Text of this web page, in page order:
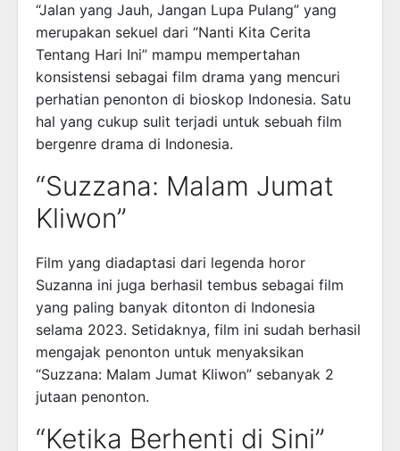
“Jalan yang Jauh, Jangan Lupa Pulang” yang
merupakan sekuel dari “Nanti Kita Cerita
Tentang Hari Ini” mampu mempertahan
konsistensi sebagai film drama yang mencuri
perhatian penonton di bioskop Indonesia. Satu
hal yang cukup sulit terjadi untuk sebuah film
bergenre drama di Indonesia.
“Suzzana: Malam Jumat
Kliwon”
Film yang diadaptasi dari legenda horor
Suzanna ini juga berhasil tembus sebagai film
yang paling banyak ditonton di Indonesia
selama 2023. Setidaknya, film ini sudah berhasil
mengajak penonton untuk menyaksikan
“Suzzana: Malam Jumat Kliwon” sebanyak 2
jutaan penonton.
“Ketika Berhenti di Sini”